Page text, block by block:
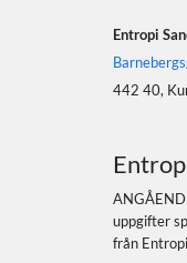
Entropi
442 40,
uppgifter
från